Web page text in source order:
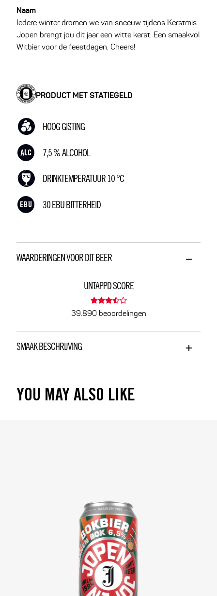
Naam
Iedere winter dromen we van sneeuw tijdens Kerstmis.
Jopen brengt jou dit jaar een witte kerst. Een smaakvol
Witbier voor de feestdagen. Cheers!
PRODUCT MET STATIEGELD
HOOG GISTING
7,5 % ALCOHOL
DRINKTEMPERATUUR 10 °C
30 EBU BITTERHEID
WAARDERINGEN VOOR DIT BEER
UNTAPPD SCORE
39.890 beoordelingen
SMAAK BESCHRIJVING
YOU MAY ALSO LIKE